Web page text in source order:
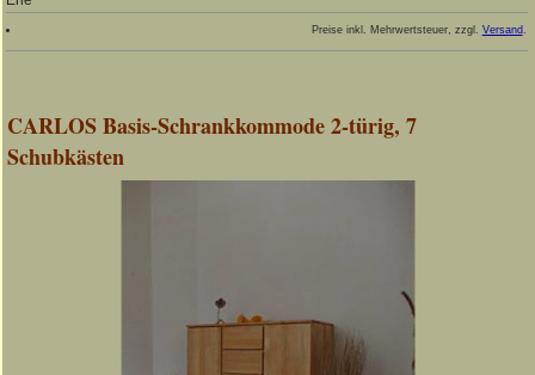
Preise inkl. Mehrwertsteuer, zzgl. Versand
CARLOS Basis-Schrankkommode 2-türig, 7
Schubkästen